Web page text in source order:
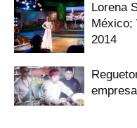
Lorena
México;
2014